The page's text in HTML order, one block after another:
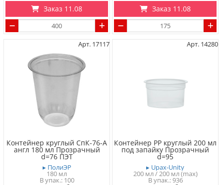
Заказ 11.08 Заказ 11.08
Арт. 17117
Контейнер круглый СпК-76-А
англ 180 мл Прозрачный
d=76 ПЭТ
▸ ПолиЭР
180 мл
100
Арт. 14280
Контейнер PP круглый 200 мл
под запайку Прозрачный
d=95
▸ Upax-Unity
200 мл / 200 мл (max)
936